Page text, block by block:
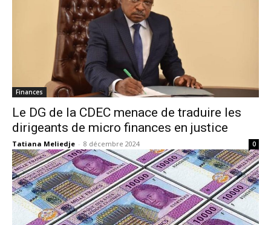
Finances
Le DG de la CDEC menace de traduire les
dirigeants de micro finances en justice
Tatiana Meliedje - 8 décembre 2024 0